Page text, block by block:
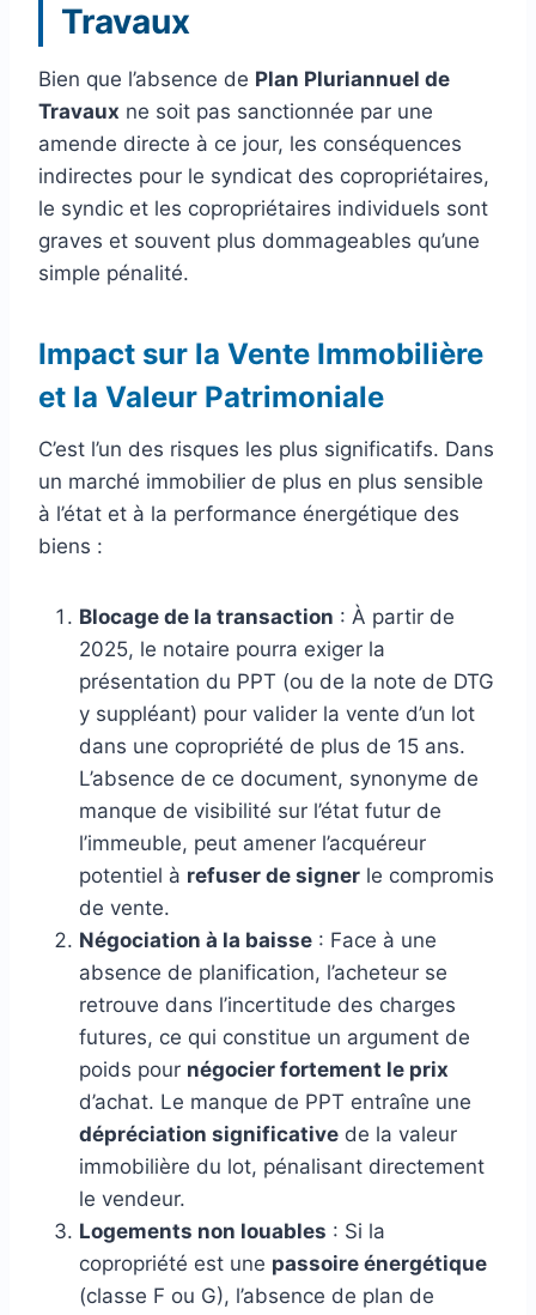
Travaux
Bien que l’absence de Plan Pluriannuel de
Travaux ne soit pas sanctionnée par une
amende directe à ce jour, les conséquences
indirectes pour le syndicat des copropriétaires,
le syndic et les copropriétaires individuels sont
graves et souvent plus dommageables qu’une
simple pénalité.
Impact sur la Vente Immobilière
et la Valeur Patrimoniale
C’est l’un des risques les plus significatifs. Dans
un marché immobilier de plus en plus sensible
à l’état et à la performance énergétique des
biens :
Blocage de la transaction : À partir de
2025, le notaire pourra exiger la
présentation du PPT (ou de la note de DTG
y suppléant) pour valider la vente d’un lot
dans une copropriété de plus de 15 ans.
L’absence de ce document, synonyme de
manque de visibilité sur l’état futur de
l’immeuble, peut amener l’acquéreur
potentiel à refuser de signer le compromis
de vente.
Négociation à la baisse : Face à une
absence de planification, l’acheteur se
retrouve dans l’incertitude des charges
futures, ce qui constitue un argument de
poids pour négocier fortement le prix
d’achat. Le manque de PPT entraîne une
dépréciation significative de la valeur
immobilière du lot, pénalisant directement
le vendeur.
Logements non louables : Si la
copropriété est une passoire énergétique
(classe F ou G), l’absence de plan de